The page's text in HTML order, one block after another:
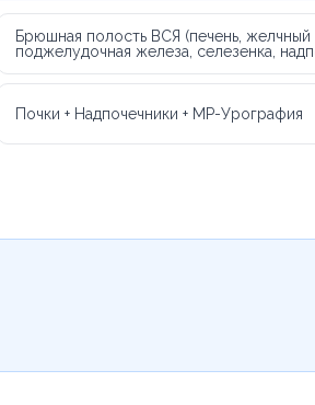
Брюшная полость ВСЯ (печень,
поджелудочная железа, селезенка,
Почки + Надпочечники + МР-Урография